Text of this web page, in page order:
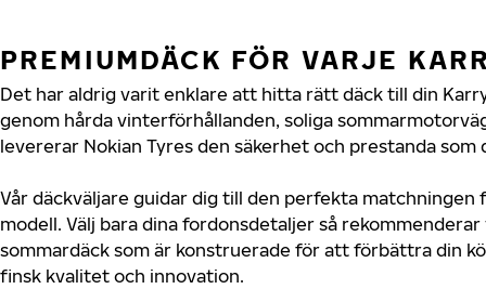
PREMIUMDÄCK FÖR VARJE
Det har aldrig varit enklare att hitta rätt däck till din
genom hårda vinterförhållanden, soliga
levererar Nokian Tyres den säkerhet och prestanda som
Vår däckväljare guidar dig till den perfekta matchningen
modell. Välj bara dina fordonsdetaljer så
sommardäck som är konstruerade för att förbättra din
finsk kvalitet och innovation.